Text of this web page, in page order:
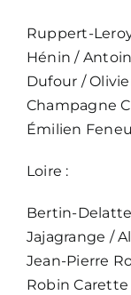
Ruppert-
Hénin /
Dufour /
Champagne
Émilien
Loire :
Bertin-
Jajagrange /
Jean-Pierre
Robin